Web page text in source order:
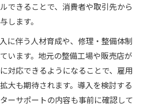
できることで、消費者や取引先から
します。
に伴う人材育成や、修理・整備体制
います。地元の整備工場や販売店が
対応できるようになることで、雇用
大も期待されます。導入を検討する
ーサポートの内容も事前に確認して